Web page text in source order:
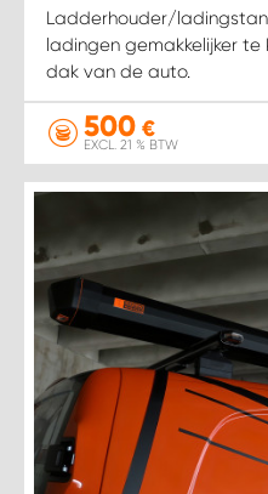
Ladderhouder/
ladingen gemakkelijker
dak van de auto.
500 €
EXCL. 21 % BTW